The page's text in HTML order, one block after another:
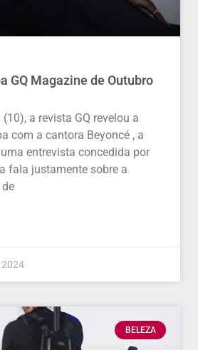
GQ Magazine de Outubro
a revista GQ revelou a
com a cantora Beyoncé , a
entrevista concedida por
fala justamente sobre a
2024
BELEZA